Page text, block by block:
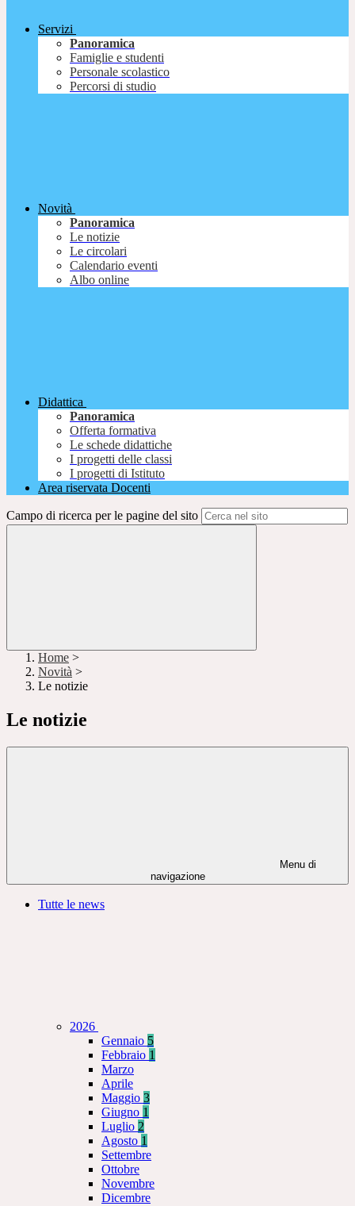
Servizi
Panoramica
Famiglie e studenti
Personale scolastico
Percorsi di studio
Novità
Panoramica
Le notizie
Le circolari
Calendario eventi
Albo online
Didattica
Panoramica
Offerta formativa
Le schede didattiche
I progetti delle classi
I progetti di Istituto
Area riservata Docenti
Campo di ricerca per le pagine del sito
Home >
Novità >
Le notizie
Le notizie
Menu di
navigazione
Tutte le news
2026
Gennaio 5
Febbraio 1
Marzo
Aprile
Maggio 3
Giugno 1
Luglio 2
Agosto 1
Settembre
Ottobre
Novembre
Dicembre